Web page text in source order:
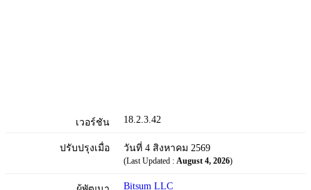
เวอร์ชัน 18.2.3.42
ปรับปรุงเมื่อ วันที่ 4 สิงหาคม 2569
(Last Updated : August 4, 2026)
Bitsum LLC